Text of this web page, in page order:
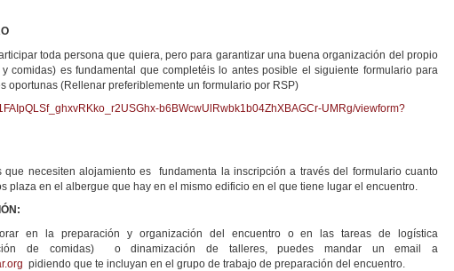
toda persona que quiera, pero para garantizar una buena organización del propio
comidas) es fundamental que completéis lo antes posible el siguiente formulario para
oportunas (Rellenar preferiblemente un formulario por RSP)
b6BWcwUlRwbk1b04ZhXBAGCr-UMRg/viewform?
necesiten alojamiento es fundamenta la inscripción a través del formulario cuanto
plaza en el albergue que hay en el mismo edificio en el que tiene lugar el encuentro.
en la preparación y organización del encuentro o en las tareas de logística
de comidas) o dinamización de talleres, puedes mandar un email a
pidiendo que te incluyan en el grupo de trabajo de preparación del encuentro.